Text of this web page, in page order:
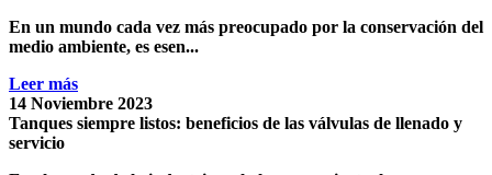
En un mundo cada vez más preocupado por la conservación del
medio ambiente, es esen...
Leer más
14 Noviembre 2023
Tanques siempre listos: beneficios de las válvulas de llenado y
servicio